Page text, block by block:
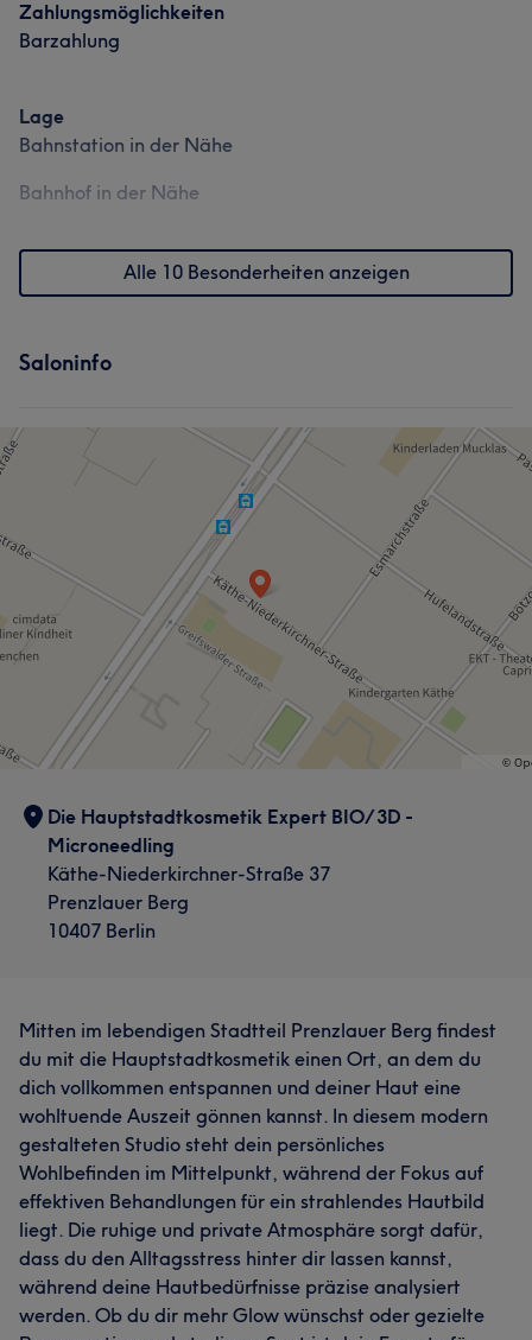
Zahlungsmöglichkeiten
Barzahlung
Lage
Bahnstation in der Nähe
Bahnhof in der Nähe
Alle 10 Besonderheiten anzeigen
Saloninfo
Die Hauptstadtkosmetik Expert BIO/3D -
Microneedling
Käthe-Niederkirchner-Straße 37
Prenzlauer Berg
10407 Berlin
Mitten im lebendigen Stadtteil Prenzlauer Berg findest
du mit die Hauptstadtkosmetik einen Ort, an dem du
dich vollkommen entspannen und deiner Haut eine
wohltuende Auszeit gönnen kannst. In diesem modern
gestalteten Studio steht dein persönliches
Wohlbefinden im Mittelpunkt, während der Fokus auf
effektiven Behandlungen für ein strahlendes Hautbild
liegt. Die ruhige und private Atmosphäre sorgt dafür,
dass du den Alltagsstress hinter dir lassen kannst,
während deine Hautbedürfnisse präzise analysiert
werden. Ob du dir mehr Glow wünschst oder gezielte